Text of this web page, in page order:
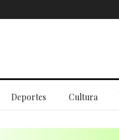
Deportes Cultura